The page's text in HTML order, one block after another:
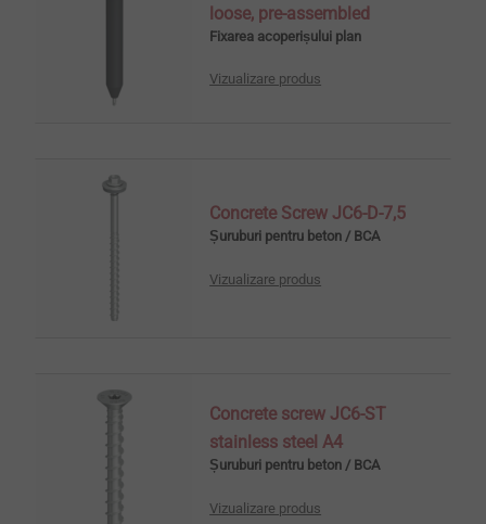
loose, pre-assembled
Fixarea acoperișului plan
Vizualizare produs
Concrete Screw JC6-D-7,5
Șuruburi pentru beton / BCA
Vizualizare produs
Concrete screw JC6-ST
stainless steel A4
Șuruburi pentru beton / BCA
Vizualizare produs